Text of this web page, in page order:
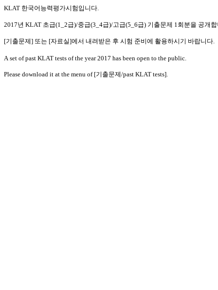
KLAT 한국어능력평가시험입니다.
2017년 KLAT 초급(1_2급)/중급(3_4급)/고급(5_6급) 기출문제 1회분을 공개
[기출문제] 또는 [자료실]에서 내려받은 후 시험 준비에 활용하시기 바랍니다.
A set of past KLAT tests of the year 2017 has been open to the public.
Please download it at the menu of [기출문제/past KLAT tests].